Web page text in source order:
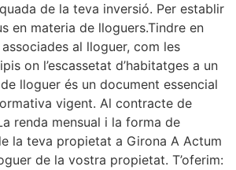
de la teva inversió. Per establir
en materia de lloguers.Tindre en
al lloguer, com les
on l’escassetat d’habitatges a un
lloguer és un document essencial
vigent. Al contracte de
renda mensual i la forma de
la teva propietat a Girona A Actum
de la vostra propietat. T’oferim: